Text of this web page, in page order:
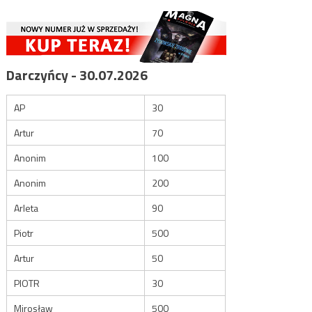
Darczyńcy - 30.07.2026
AP
30
Artur
70
Anonim
100
Anonim
200
Arleta
90
Piotr
500
Artur
50
PIOTR
30
Mirosław
500